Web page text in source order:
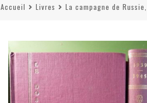
Accueil Livres La campagne de